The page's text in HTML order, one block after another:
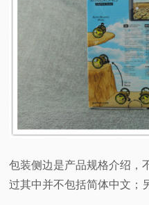
包装侧边是产品规格介绍，
过其中并不包括简体中文；